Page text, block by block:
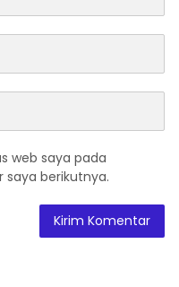
web saya pada
berikutnya.